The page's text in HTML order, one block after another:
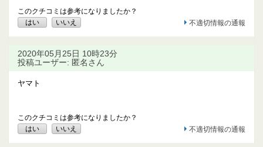
このクチコミは参考になりましたか？
はい
いいえ 不適切情報の通報
2020年05月25日 10時23分
投稿ユーザー: 匿名さん
ヤマト
このクチコミは参考になりましたか？
はい
いいえ 不適切情報の通報